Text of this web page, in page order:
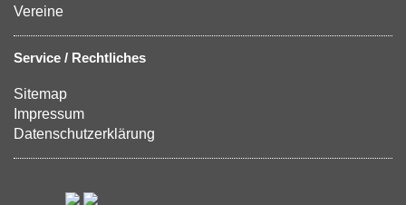
Vereine
Service / Rechtliches
Sitemap
Impressum
Datenschutzerklärung